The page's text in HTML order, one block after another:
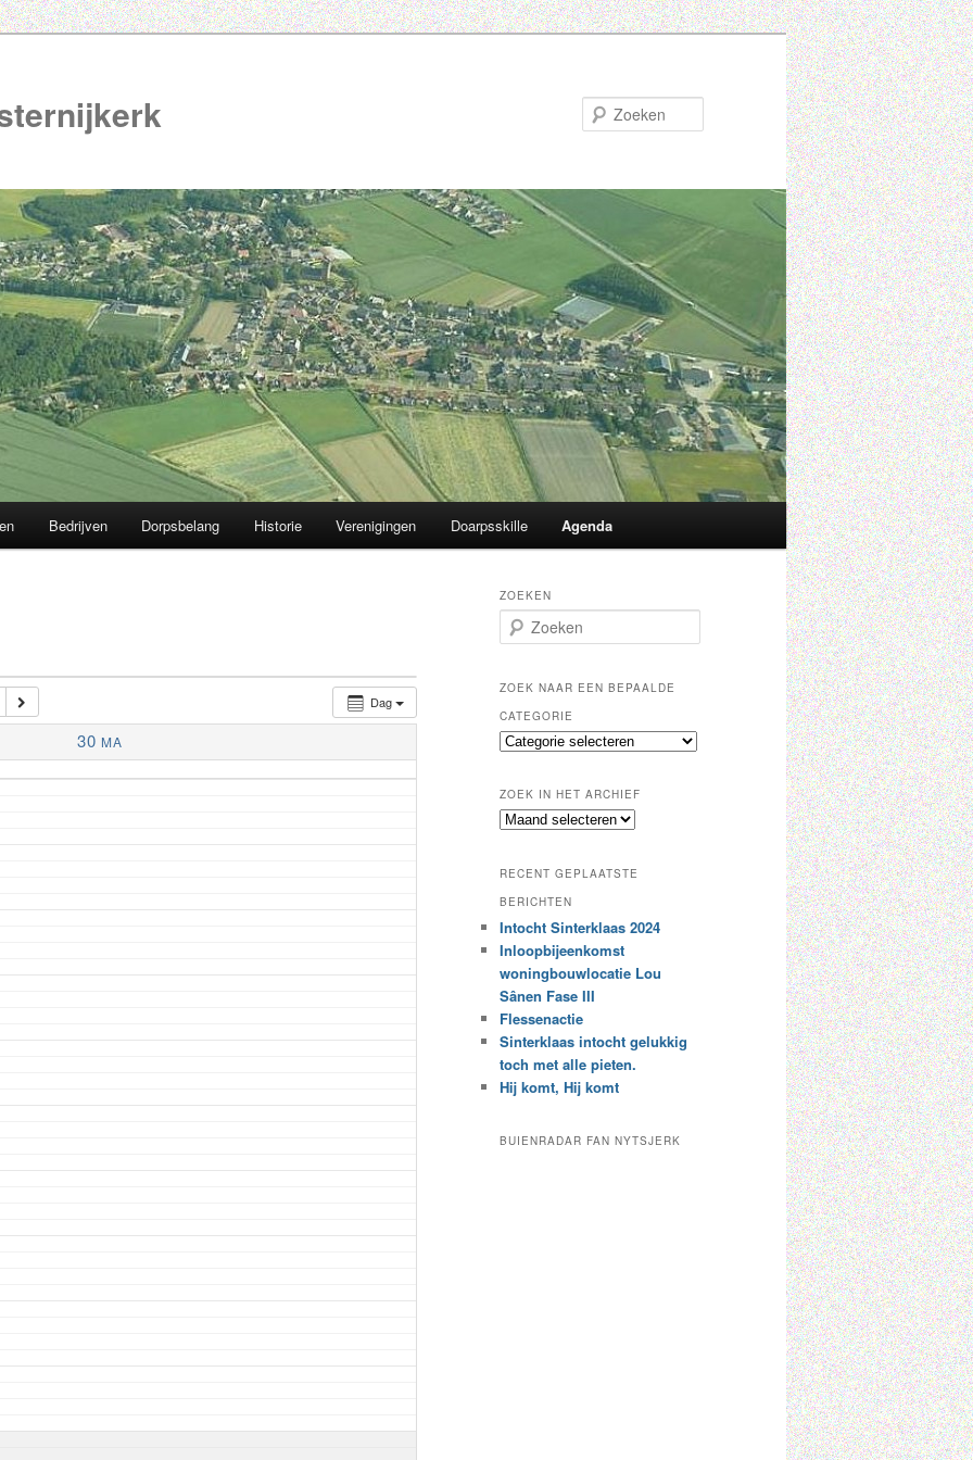
Bedrijven Dorpsbelang Historie Verenigingen Doarpsskille Agenda
Dag
30 MA
ZOEKEN
o
k
n
ZOEK NAAR EEN BEPAALDE
CATEGORIE
Z
k
n
e
e
n
b
e
a
a
l
d
c
ZOEK IN HET ARCHIEF
Z
k
i
n
h
t
a
r
c
h
i
RECENT GEPLAATSTE
BERICHTEN
Intocht Sinterklaas 2024
Inloopbijeenkomst
woningbouwlocatie Lou
Sânen Fase III
Flessenactie
Sinterklaas intocht gelukkig
toch met alle pieten.
Hij komt, Hij komt
BUIENRADAR FAN NYTSJERK